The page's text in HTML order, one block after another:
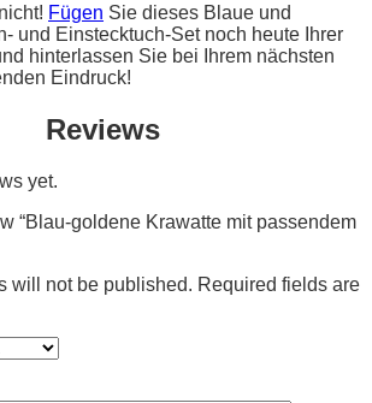
Fügen Sie dieses Blaue und
und Einstecktuch-Set noch heute Ihrer
hinterlassen Sie bei Ihrem nächsten
Eindruck!
Reviews
yet.
“Blau-goldene Krawatte mit passendem
will not be published. Required fields are